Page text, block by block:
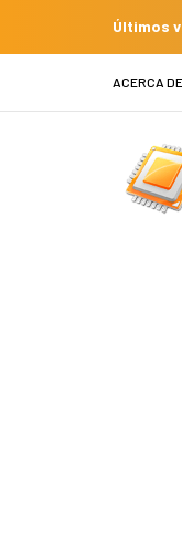
Últimos
ACERCA